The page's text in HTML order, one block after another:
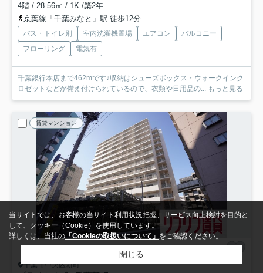
4階 / 28.56㎡ / 1K /築2年
京葉線「千葉みなと」駅 徒歩12分
バス・トイレ別 室内洗濯機置場 エアコン
バルコニー
フローリング
電気有
千葉銀行本店まで462mです♪収納はシューズボックス・ウォークインク
ロゼットなどが備え付けられているので、衣類や日用品の... もっと見る
賃貸マンション
千葉市中央区新町
当サイトでは、お客様の当サイト利用状況把握、サービス向上検討を目的と
して、クッキー（Cookie）を使用しています。
詳しくは、当社の「Cookieの取扱いについて」をご確認ください。
閉じる